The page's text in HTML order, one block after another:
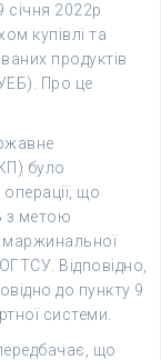
2022р
купівлі та
продуктів
Про це
було
що
з метою
маржинальної
Відповідно,
до пункту 9
системи.
що